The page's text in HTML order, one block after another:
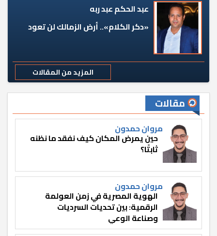
عبد الحكم عبد ربه
«دكر الكلام».. أرض الزمالك لن تعود
المزيد من المقالات
مقالات
مروان حمدون
حين يمرض المكان كيف نفقد ما نظنه
ثابتًا؟
مروان حمدون
الهوية المصرية في زمن العولمة
الرقمية: بين تحديات السرديات
وصناعة الوعي